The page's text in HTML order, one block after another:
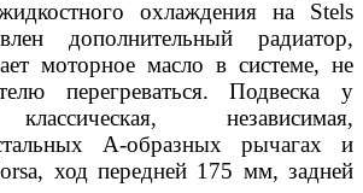
охлаждения на Stels
дополнительный радиатор,
моторное масло в системе, не
перегреваться. Подвеска у
независимая,
А-образных рычагах и
ход передней 175 мм, задней